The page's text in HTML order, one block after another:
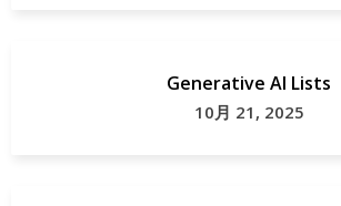
Generative AI Lists
10月 21, 2025